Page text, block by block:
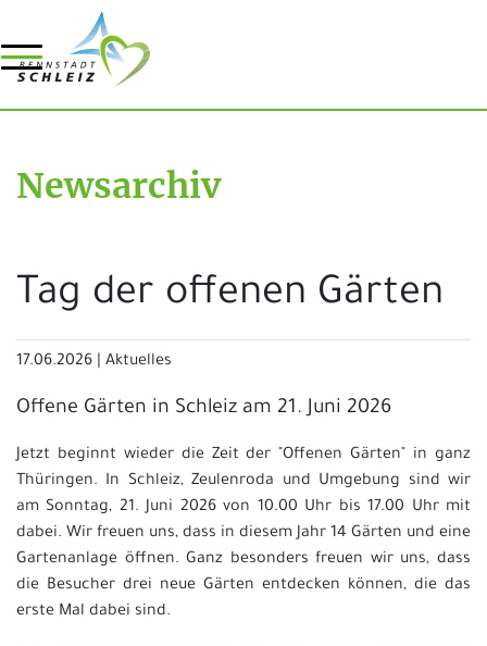
Newsarchiv
Tag der offenen Gärten
17.06.2026 Aktuelles
Offene Gärten in Schleiz am 21. Juni 2026
Jetzt beginnt wieder die Zeit der "Offenen Gärten" in ganz
Thüringen. In Schleiz, Zeulenroda und Umgebung sind wir
am Sonntag, 21. Juni 2026 von 10.00 Uhr bis 17.00 Uhr mit
dabei. Wir freuen uns, dass in diesem Jahr 14 Gärten und eine
Gartenanlage öffnen. Ganz besonders freuen wir uns, dass
die Besucher drei neue Gärten entdecken können, die das
erste Mal dabei sind.